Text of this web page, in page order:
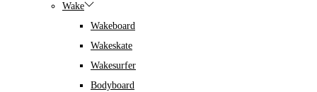
Wake
Wakeboard
Wakeskate
Wakesurfer
Bodyboard